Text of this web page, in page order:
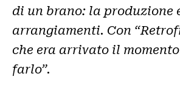
di un brano: la produzione
arrangiamenti. Con
che era arrivato il
farlo”.